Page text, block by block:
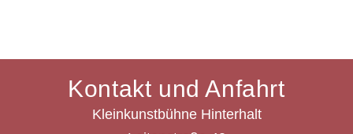
Kontakt und Anfahrt
Kleinkunstbühne Hinterhalt